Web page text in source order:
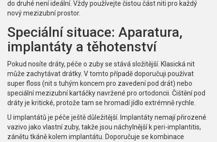
do druhé není ideální. Vždy používejte čistou část niti pro každý
nový mezizubní prostor.
Speciální situace: Aparatura,
implantáty a těhotenství
Pokud nosíte dráty, péče o zuby se stává složitější. Klasická nit
může zachytávat drátky. V tomto případě doporučuji používat
super floss (nit s tuhým koncem pro zavedení pod drát) nebo
speciální mezizubní kartáčky navržené pro ortodoncii. Čištění pod
dráty je kritické, protože tam se hromadí jídlo extrémně rychle.
U implantátů je péče ještě důležitější. Implantáty nemají přirozené
vazivo jako vlastní zuby, takže jsou náchylnější k peri-implantitis,
zánětu tkáně kolem implantátu. Doporučuje se kombinace